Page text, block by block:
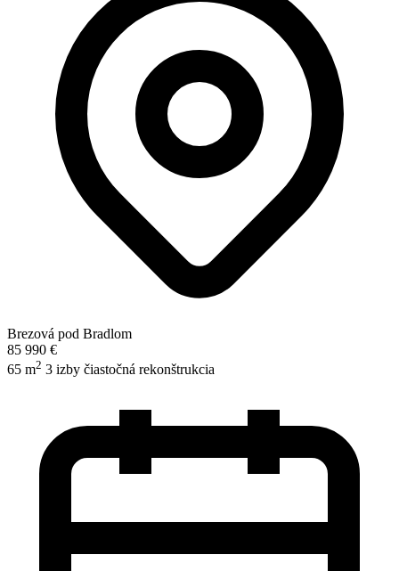
Brezová pod Bradlom
85 990 €
65 m2 3 izby čiastočná rekonštrukcia